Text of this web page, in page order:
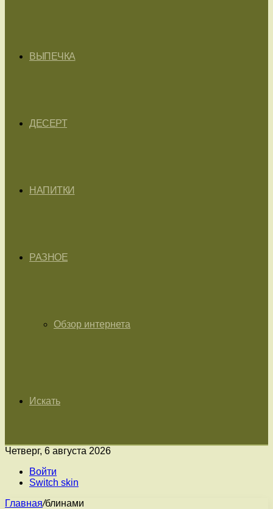
ВЫПЕЧКА
ДЕСЕРТ
НАПИТКИ
РАЗНОЕ
Обзор интернета
Искать
Четверг, 6 августа 2026
Войти
Switch skin
Главная/блинами